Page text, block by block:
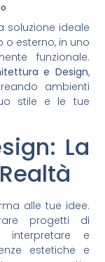
soluzione ideale
esterno, in uno
funzionale.
e Design,
ambienti
stile e le tue
La
alle tue idee.
progetti di
e
estetiche e